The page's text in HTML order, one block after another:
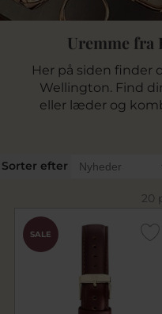
Uremme fra
Her på siden finder
Wellington. Find
eller læder og
Wellington ur.
urremme fra
kvinder. Vi sender
1-3 dages
Sorter efter
20
SALE